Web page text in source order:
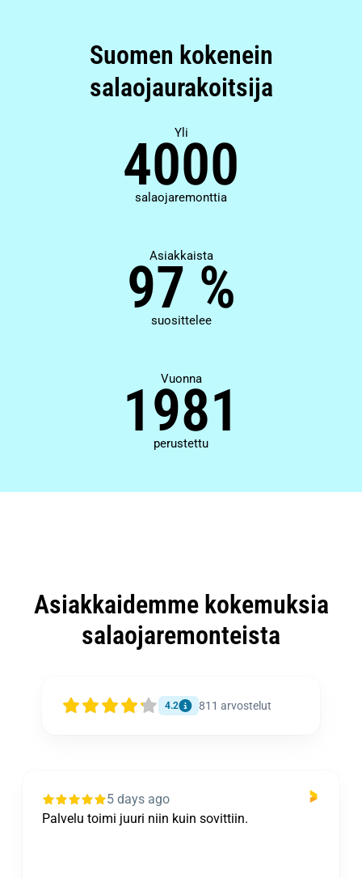
Suomen kokenein
salaojaurakoitsija
Yli
4000
salaojaremonttia
Asiakkaista
97 %
suosittelee
Vuonna
1981
perustettu
Asiakkaidemme kokemuksia
salaojaremonteista
4.2 811 arvostelut
5 days ago
Palvelu toimi juuri niin kuin sovittiin.